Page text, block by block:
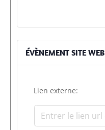
ÉVÈNEMENT SITE WEB
Lien externe: